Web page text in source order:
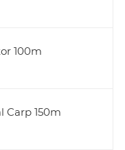
100m
Carp 150m